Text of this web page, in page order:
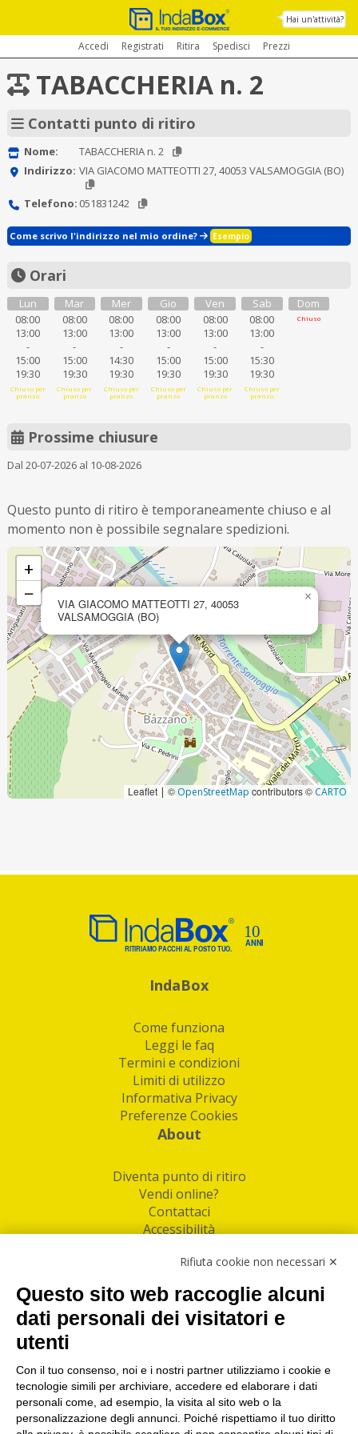
Hai un'attività?
Accedi Registrati Ritira Spedisci Prezzi
TABACCHERIA n. 2
Contatti punto di ritiro
Nome:
TABACCHERIA n. 2
Indirizzo: VIA GIACOMO MATTEOTTI 27, 40053 VALSAMOGGIA (BO)
Telefono: 051831242
Come scrivo l'indirizzo nel mio ordine? Esempio
Orari
Lun
08:00
13:00
-
15:00
19:30
Chiuso per
pranzo
Mar
08:00
13:00
-
15:00
19:30
Chiuso per
pranzo
Mer
08:00
13:00
-
14:30
19:30
Chiuso per
pranzo
Gio
08:00
13:00
-
15:00
19:30
Chiuso per
pranzo
Ven
08:00
13:00
-
15:00
19:30
Chiuso per
pranzo
Sab
08:00
13:00
-
15:30
19:30
Chiuso per
pranzo
Dom
Chiuso
Prossime chiusure
Dal 20-07-2026 al 10-08-2026
Questo punto di ritiro è temporaneamente chiuso e al
momento non è possibile segnalare spedizioni.
VIA GIACOMO MATTEOTTI 27, 40053
VALSAMOGGIA (BO)
×
+
−
Leaflet | © OpenStreetMap contributors ©CARTO
IndaBox
Come funziona
Leggi le faq
Termini e condizioni
Limiti di utilizzo
Informativa Privacy
Preferenze Cookies
About
Diventa punto di ritiro
Vendi online?
Contattaci
Accessibilità
Facebook
Linkedin
I nostri punti di ritiro e spedizione pacchi nelle
maggiori città italiane
Torino|Milano|Roma|Bologna|Firenze| Genova
Napoli|Varese
Rifiuta cookie non necessari ✕
Questo sito web raccoglie alcuni
dati personali dei visitatori e
utenti
Con il tuo consenso, noi e i nostri partner utilizziamo i cookie e
tecnologie simili per archiviare, accedere ed elaborare i dati
personali come, ad esempio, la visita al sito web o la
personalizzazione degli annunci. Poiché rispettiamo il tuo diritto